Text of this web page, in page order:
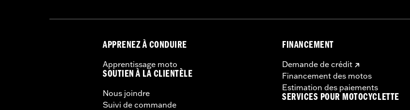
APPRENEZ À CONDUIRE
Apprentissage moto
SOUTIEN À LA CLIENTÈLE
Nous joindre
Suivi de commande
FINANCEMENT
Demande de crédit
Financement des motos
Estimation des paiements
SERVICES POUR MOTOCYCLETTE